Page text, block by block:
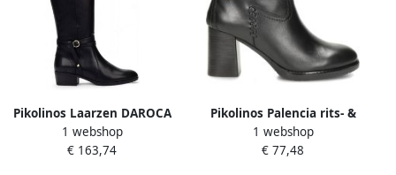
Pikolinos Laarzen DAROCA
W1U-9764
1 webshop
€ 163,74
Pikolinos Palencia rits- &
gesloten boots
1 webshop
€ 77,48